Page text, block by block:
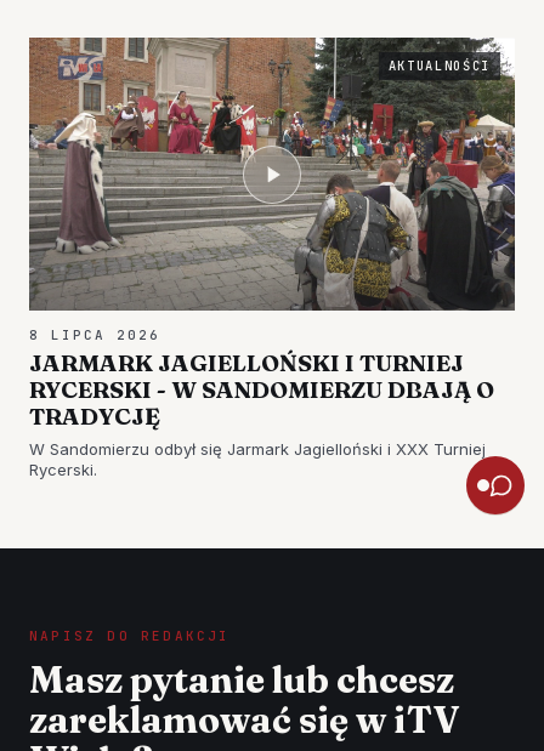
AKTUALNOŚCI
8 LIPCA 2026
JARMARK JAGIELLOŃSKI I TURNIEJ
RYCERSKI - W SANDOMIERZU DBAJĄ O
TRADYCJĘ
W Sandomierzu odbył się Jarmark Jagielloński i XXX Turniej
Rycerski.
NAPISZ DO REDAKCJI
Masz pytanie lub chcesz
zareklamować się w iTV